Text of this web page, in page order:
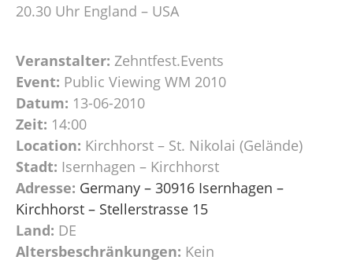
20.30 Uhr England – USA
Veranstalter: Zehntfest.Events
Event: Public Viewing WM 2010
Datum: 13-06-2010
Zeit: 14:00
Location: Kirchhorst – St. Nikolai (Gelände)
Stadt: Isernhagen – Kirchhorst
Adresse: Germany – 30916 Isernhagen –
Kirchhorst – Stellerstrasse 15
Land: DE
Altersbeschränkungen: Kein